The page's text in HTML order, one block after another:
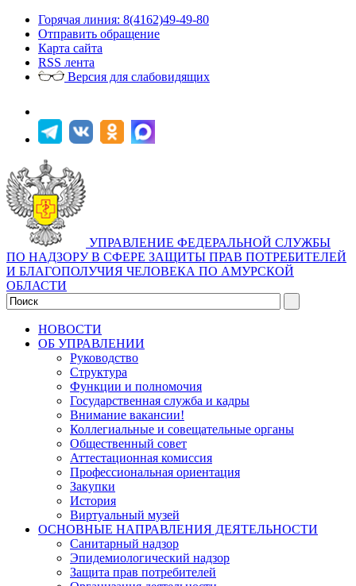
Горячая линия: 8(4162)49-49-80
Отправить обращение
Карта сайта
RSS лента
Версия для слабовидящих
УПРАВЛЕНИЕ ФЕДЕРАЛЬНОЙ СЛУЖБЫ
ПО НАДЗОРУ В СФЕРЕ ЗАЩИТЫ ПРАВ ПОТРЕБИТЕЛЕЙ
И БЛАГОПОЛУЧИЯ ЧЕЛОВЕКА ПО АМУРСКОЙ
ОБЛАСТИ
НОВОСТИ
ОБ УПРАВЛЕНИИ
Руководство
Структура
Функции и полномочия
Государственная служба и кадры
Внимание вакансии!
Коллегиальные и совещательные органы
Общественный совет
Аттестационная комиссия
Профессиональная ориентация
Закупки
История
Виртуальный музей
ОСНОВНЫЕ НАПРАВЛЕНИЯ ДЕЯТЕЛЬНОСТИ
Санитарный надзор
Эпидемиологический надзор
Защита прав потребителей